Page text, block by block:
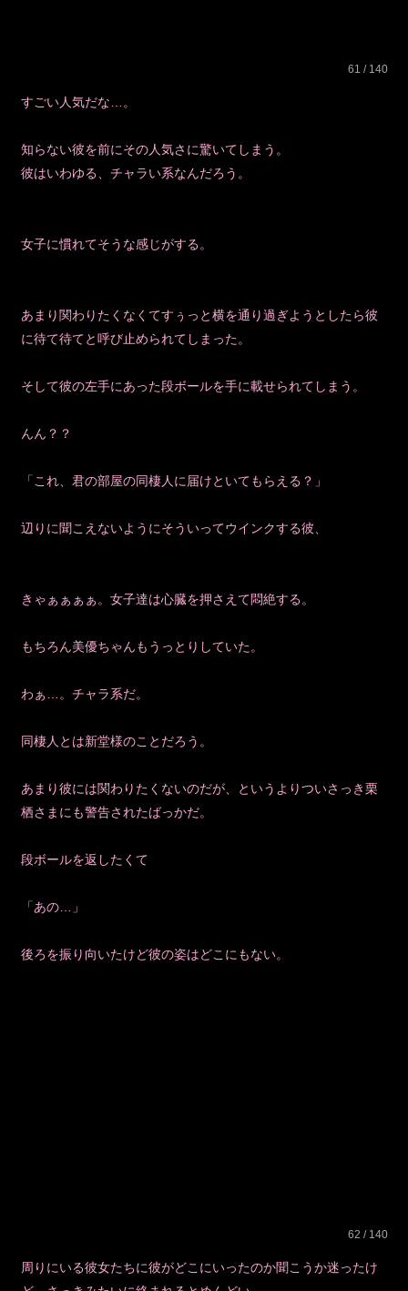
61 / 140
すごい人気だな…。
知らない彼を前にその人気さに驚いてしまう。
彼はいわゆる、チャラい系なんだろう。
女子に慣れてそうな感じがする。
あまり関わりたくなくてすぅっと横を通り過ぎようとしたら彼
に待て待てと呼び止められてしまった。
そして彼の左手にあった段ボールを手に載せられてしまう。
んん？？
「これ、君の部屋の同棲人に届けといてもらえる？」
辺りに聞こえないようにそういってウインクする彼、
きゃぁぁぁぁ。女子達は心臓を押さえて悶絶する。
もちろん美優ちゃんもうっとりしていた。
わぁ…。チャラ系だ。
同棲人とは新堂様のことだろう。
あまり彼には関わりたくないのだが、というよりついさっき栗
栖さまにも警告されたばっかだ。
段ボールを返したくて
「あの…」
後ろを振り向いたけど彼の姿はどこにもない。
62 / 140
周りにいる彼女たちに彼がどこにいったのか聞こうか迷ったけ